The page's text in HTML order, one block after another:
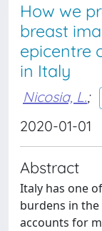
How we
breast
epicentre
in Italy
Nicosia, L.;
2020-01-01
Abstract
Italy has one
burdens in
accounts for